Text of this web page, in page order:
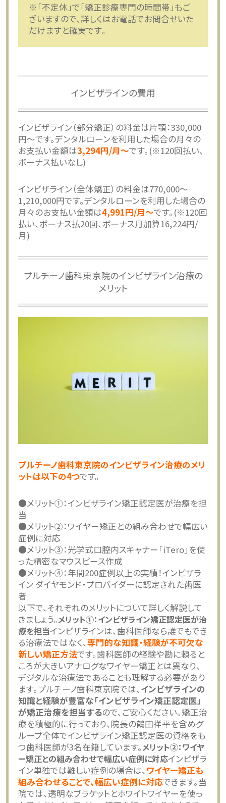
※「不定休」で「矯正診療専門の時間帯」もご
ざいますので、詳しくはお電話でお問合せいた
だけますと確実です。
インビザラインの費用
インビザライン（部分矯正）の料金は片顎：330,000
円～です。デンタルローンを利用した場合の月々の
お支払い金額は3,294円/月〜です。(※120回払い、
ボーナス払いなし)
インビザライン（全体矯正）の料金は770,000～
1,210,000円です。デンタルローンを利用した場合の
月々のお支払い金額は4,991円/月〜です。(※120回
払い、ボーナス払20回、ボーナス月加算16,224円/
月)
プルチーノ歯科東京院のインビザライン治療の
メリット
プルチーノ歯科東京院のインビザライン治療のメリ
ットは以下の4つです。
●メリット①：インビザライン矯正認定医が治療を担
当
●メリット②：ワイヤー矯正との組み合わせで幅広い
症例に対応
●メリット③：光学式口腔内スキャナー「iTero」を使
った精密なマウスピース作成
●メリット④：年間200症例以上の実績！インビザラ
イン ダイヤモンド・プロバイダーに認定された歯医
者
以下で、それぞれのメリットについて詳しく解説して
きましょう。メリット①：インビザライン矯正認定医が治
療を担当インビザラインは、歯科医師なら誰でもでき
る治療法ではなく、専門的な知識・経験が不可欠な
新しい矯正方法です。歯科医師の経験や勘に頼ると
ころが大きいアナログなワイヤー矯正とは異なり、
デジタルな治療法であることも理解する必要があり
ます。プルチーノ歯科東京院では、インビザラインの
知識と経験が豊富な「インビザライン矯正認定医」
が矯正治療を担当するので、ご安心ください。矯正治
療を積極的に行っており、院長の鶴田祥平を含めグ
ループ全体でインビザライン矯正認定医の資格をも
つ歯科医師が3名在籍しています。メリット②：ワイヤ
ー矯正との組み合わせで幅広い症例に対応インビザラ
イン単独では難しい症例の場合は、 ワイヤー矯正も
組み合わせることで、幅広い症例に対応できます。当
院では、透明なブラケットとホワイトワイヤーを使っ